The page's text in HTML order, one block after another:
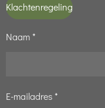
Klachtenregeling
Naam *
E-mailadres *